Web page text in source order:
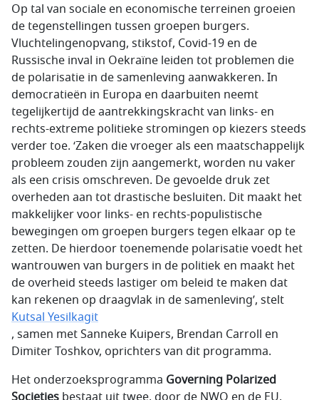
Op tal van sociale en economische terreinen groeien
de tegenstellingen tussen groepen burgers.
Vluchtelingenopvang, stikstof, Covid-19 en de
Russische inval in Oekraïne leiden tot problemen die
de polarisatie in de samenleving aanwakkeren. In
democratieën in Europa en daarbuiten neemt
tegelijkertijd de aantrekkingskracht van links- en
rechts-extreme politieke stromingen op kiezers steeds
verder toe. ‘Zaken die vroeger als een maatschappelijk
probleem zouden zijn aangemerkt, worden nu vaker
als een crisis omschreven. De gevoelde druk zet
overheden aan tot drastische besluiten. Dit maakt het
makkelijker voor links- en rechts-populistische
bewegingen om groepen burgers tegen elkaar op te
zetten. De hierdoor toenemende polarisatie voedt het
wantrouwen van burgers in de politiek en maakt het
de overheid steeds lastiger om beleid te maken dat
kan rekenen op draagvlak in de samenleving’, stelt
Kutsal Yesilkagit
, samen met Sanneke Kuipers, Brendan Carroll en
Dimiter Toshkov, oprichters van dit programma.
Het onderzoeksprogramma Governing Polarized